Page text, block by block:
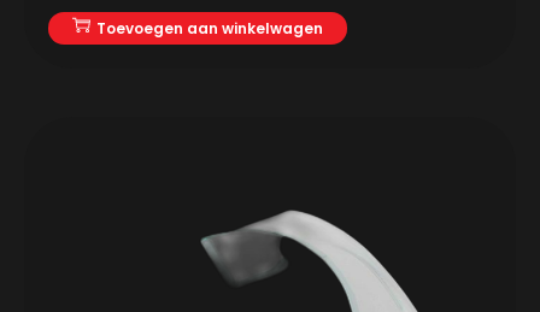
Toevoegen aan winkelwagen